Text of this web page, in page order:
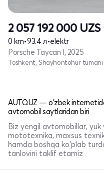
2 057 192 000 UZS
0 km•93.4 л•elektr
Porsche Taycan I, 2025
Toshkent, Shayhontohur tumani
AUTO.UZ — o'zbek
avtomobil saytlaridan biri
Biz yengil avtomobillar,
mototexnika, maxsus
hamda boshqa ko'plab
tanlovini taklif etamiz